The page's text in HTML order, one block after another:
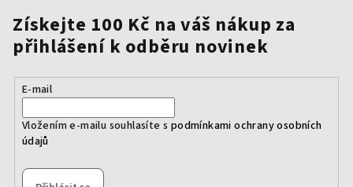
Získejte 100 Kč na váš nákup za
přihlášení k odběru novinek
E-mail
Vložením e-mailu souhlasíte s podmínkami ochrany osobních
údajů